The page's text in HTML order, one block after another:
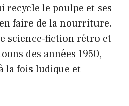
recycle le poulpe et ses
faire de la nourriture.
science-fiction rétro et
des années 1950,
la fois ludique et